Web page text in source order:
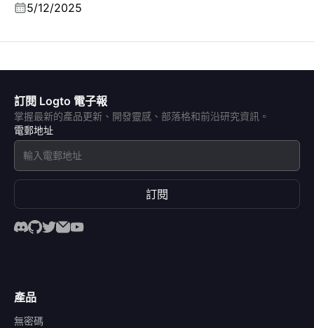
5/12/2025
訂閱 Logto 電子報
掌握最新的產品更新、開發靈感、部落格和前沿研究資訊。
電郵地址
訂閱
產品
無密碼